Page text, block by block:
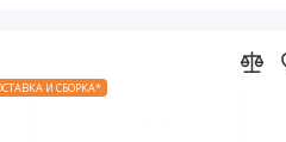
И СБОРКА*